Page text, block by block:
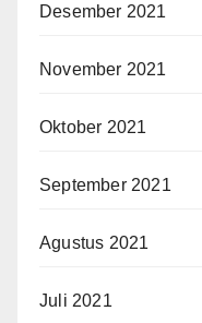
Desember 2021
November 2021
Oktober 2021
September 2021
Agustus 2021
Juli 2021